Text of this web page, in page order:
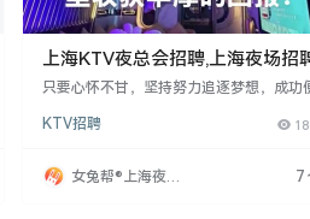
上海KTV夜总会招聘,上海夜场招
有能力,我有空间
只要心怀不甘，坚持努力追逐梦想，成功
55厘米以上，对娱乐行业充满热情的年轻
12点。薪资高、环境好，面试通过即可当
作。公司现场直招，流程简便。如果你志
KTV招聘 18
女兔帮®上海夜场
7